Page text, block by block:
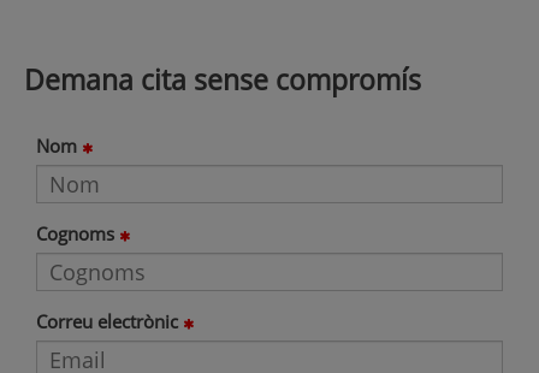
Demana cita sense compromís
Nom
Cognoms
Correu electrònic